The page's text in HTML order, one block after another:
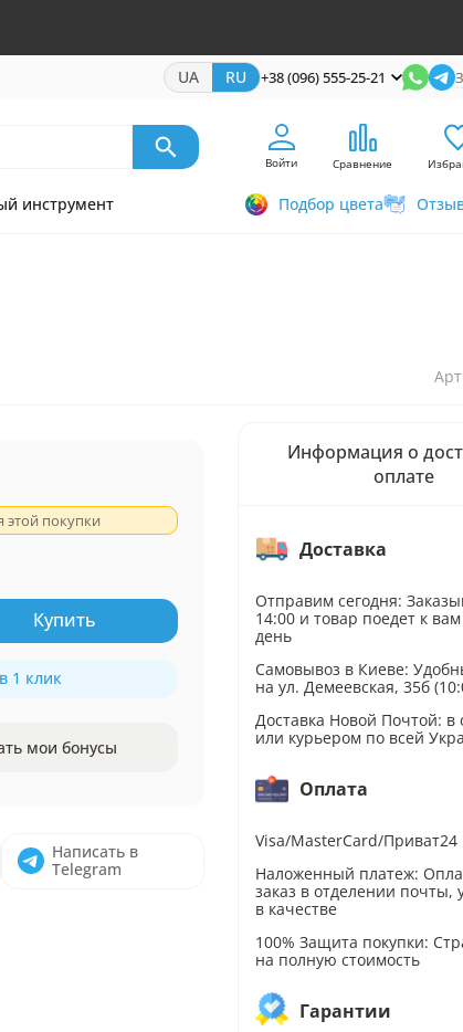
UA RU +38 (096) 555-25-21
Войти Сравнение
инструмент Подбор цвета
этой покупки
Купить
1 клик
мои бонусы
Написать в
Telegram
Информация о
оплате
Доставка
Отправим сегодня:
14:00 и товар поедет к
день
Самовывоз в Киеве:
на ул. Демеевская, 35б
Доставка Новой Почтой: в
или курьером по всей
Оплата
Visa/MasterCard/Приват24
Наложенный платеж:
заказ в отделении почты,
в качестве
100% Защита покупки:
на полную стоимость
Гарантии